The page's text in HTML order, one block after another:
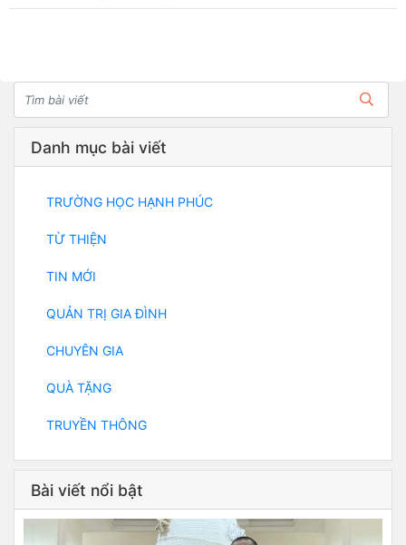
Danh mục bài viết
TRƯỜNG HỌC HẠNH PHÚC
TỪ THIỆN
TIN MỚI
QUẢN TRỊ GIA ĐÌNH
CHUYÊN GIA
QUÀ TẶNG
TRUYỀN THÔNG
Bài viết nổi bật